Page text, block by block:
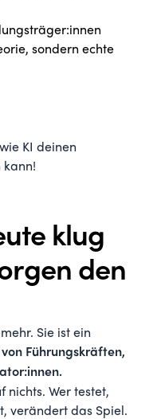
sondern echte
KI deinen
kann!
klug
den
Sie ist ein
Führungskräften,
nichts. Wer testet,
verändert das Spiel.